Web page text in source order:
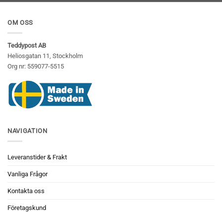
OM OSS
Teddypost AB
Heliosgatan 11, Stockholm
Org nr: 559077-5515
NAVIGATION
Leveranstider & Frakt
Vanliga Frågor
Kontakta oss
Företagskund